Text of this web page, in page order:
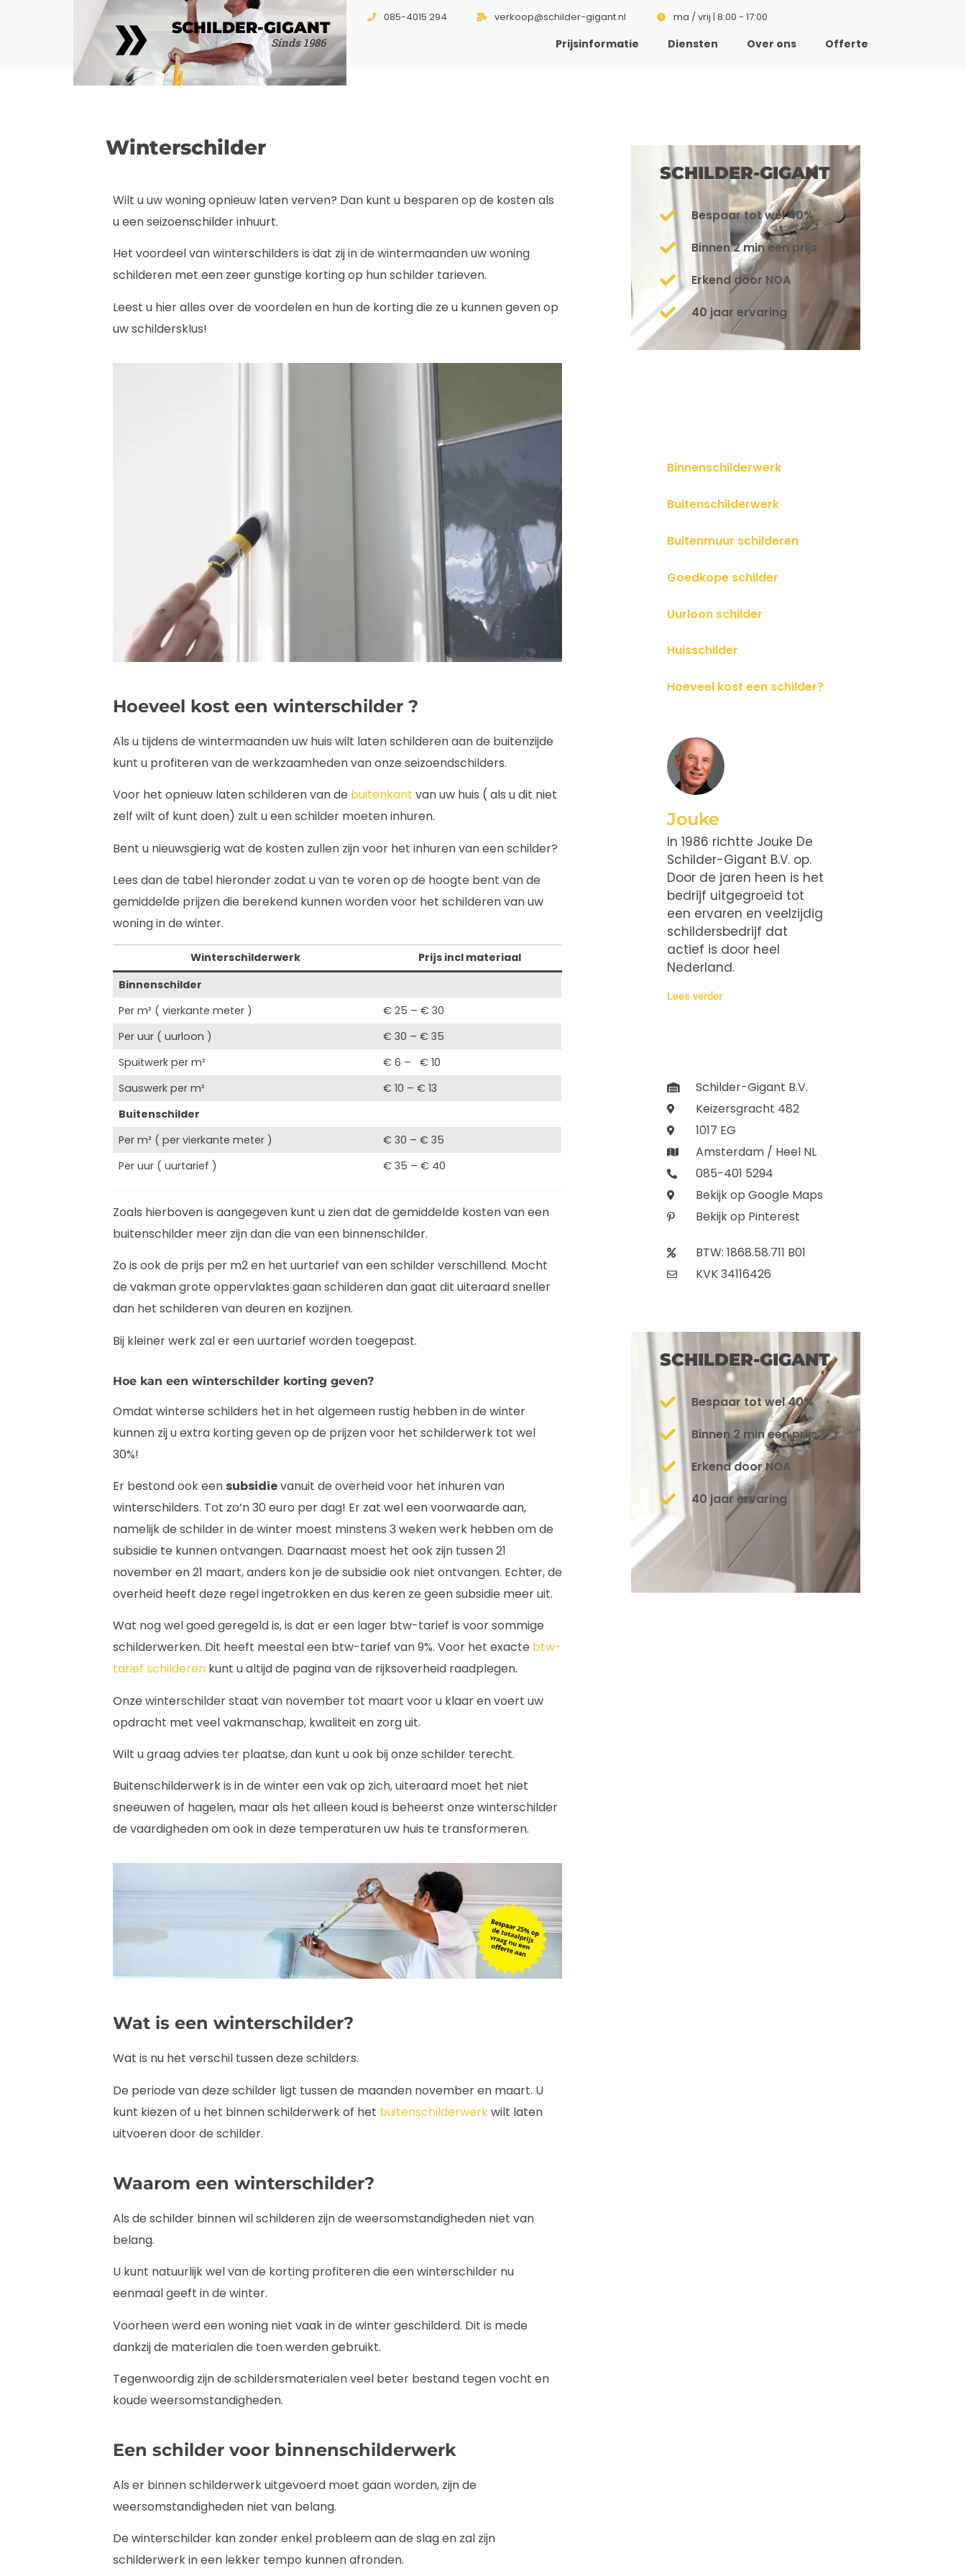
SCHILDER-GIGANT
Sinds 1986
085-4015 294 verkoop@schilder-gigant.nl ma / vrij | 8:00 - 17:00
Prijsinformatie Diensten Over ons Offerte
Winterschilder
Wilt u uw woning opnieuw laten verven? Dan kunt u besparen op de kosten als
u een seizoenschilder inhuurt.
Het voordeel van winterschilders is dat zij in de wintermaanden uw woning
schilderen met een zeer gunstige korting op hun schilder tarieven.
Leest u hier alles over de voordelen en hun de korting die ze u kunnen geven op
uw schildersklus!
Hoeveel kost een winterschilder ?
Als u tijdens de wintermaanden uw huis wilt laten schilderen aan de buitenzijde
kunt u profiteren van de werkzaamheden van onze seizoendschilders.
Voor het opnieuw laten schilderen van de buitenkant van uw huis ( als u dit niet
zelf wilt of kunt doen) zult u een schilder moeten inhuren.
Bent u nieuwsgierig wat de kosten zullen zijn voor het inhuren van een schilder?
Lees dan de tabel hieronder zodat u van te voren op de hoogte bent van de
gemiddelde prijzen die berekend kunnen worden voor het schilderen van uw
woning in de winter.
Winterschilderwerk
Prijs incl materiaal
Binnenschilder
Per m² ( vierkante meter )
€ 25 – € 30
Per uur ( uurloon )
€ 30 – € 35
Spuitwerk per m²
€ 6 – € 10
Sauswerk per m²
€ 10 – € 13
Buitenschilder
Per m² ( per vierkante meter )
€ 30 – € 35
Per uur ( uurtarief )
€ 35 – € 40
Zoals hierboven is aangegeven kunt u zien dat de gemiddelde kosten van een
buitenschilder meer zijn dan die van een binnenschilder.
Zo is ook de prijs per m2 en het uurtarief van een schilder verschillend. Mocht
de vakman grote oppervlaktes gaan schilderen dan gaat dit uiteraard sneller
dan het schilderen van deuren en kozijnen.
Bij kleiner werk zal er een uurtarief worden toegepast.
Hoe kan een winterschilder korting geven?
Omdat winterse schilders het in het algemeen rustig hebben in de winter
kunnen zij u extra korting geven op de prijzen voor het schilderwerk tot wel
30%!
Er bestond ook een subsidievanuit de overheid voor het inhuren van
winterschilders. Tot zo’n 30 euro per dag! Er zat wel een voorwaarde aan,
namelijk de schilder in de winter moest minstens 3 weken werk hebben om de
subsidie te kunnen ontvangen. Daarnaast moest het ook zijn tussen 21
november en 21 maart, anders kon je de subsidie ook niet ontvangen. Echter, de
overheid heeft deze regel ingetrokken en dus keren ze geen subsidie meer uit.
Wat nog wel goed geregeld is, is dat er een lager btw-tarief is voor sommige
schilderwerken. Dit heeft meestal een btw-tarief van 9%. Voor het exacte btw-
tarief schilderen kunt u altijd de pagina van de rijksoverheid raadplegen.
Onze winterschilder staat van november tot maart voor u klaar en voert uw
opdracht met veel vakmanschap, kwaliteit en zorg uit.
Wilt u graag advies ter plaatse, dan kunt u ook bij onze schilder terecht.
Buitenschilderwerk is in de winter een vak op zich, uiteraard moet het niet
sneeuwen of hagelen, maar als het alleen koud is beheerst onze winterschilder
de vaardigheden om ook in deze temperaturen uw huis te transformeren.
Wat is een winterschilder?
Wat is nu het verschil tussen deze schilders.
De periode van deze schilder ligt tussen de maanden november en maart. U
kunt kiezen of u het binnen schilderwerk of het buitenschilderwerkwilt laten
uitvoeren door de schilder.
Waarom een winterschilder?
Als de schilder binnen wil schilderen zijn de weersomstandigheden niet van
belang.
U kunt natuurlijk wel van de korting profiteren die een winterschilder nu
eenmaal geeft in de winter.
Voorheen werd een woning niet vaak in de winter geschilderd. Dit is mede
dankzij de materialen die toen werden gebruikt.
Tegenwoordig zijn de schildersmaterialen veel beter bestand tegen vocht en
koude weersomstandigheden.
Een schilder voor binnenschilderwerk
Als er binnen schilderwerk uitgevoerd moet gaan worden, zijn de
weersomstandigheden niet van belang.
De winterschilder kan zonder enkel probleem aan de slag en zal zijn
schilderwerk in een lekker tempo kunnen afronden.
SCHILDER-GIGANT
Bespaar tot wel 40%
Binnen 2 min een prijs
Erkend door NOA
40 jaar ervaring
Binnenschilderwerk
Buitenschilderwerk
Buitenmuur schilderen
Goedkope schilder
Uurloon schilder
Huisschilder
Hoeveel kost een schilder?
Jouke
In 1986 richtte Jouke De
Schilder-Gigant B.V. op.
Door de jaren heen is het
bedrijf uitgegroeid tot
een ervaren en veelzijdig
schildersbedrijf dat
actief is door heel
Nederland.
Lees verder
Schilder-Gigant B.V.
Keizersgracht 482
1017 EG
Amsterdam / Heel NL
085-401 5294
Bekijk op Google Maps
Bekijk op Pinterest
BTW: 1868.58.711 B01
KVK 34116426
SCHILDER-GIGANT
Bespaar tot wel 40%
Binnen 2 min een prijs
Erkend door NOA
40 jaar ervaring